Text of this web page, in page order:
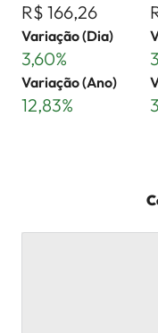
R$ 166,26
Variação (Dia)
3,60%
Variação (Ano)
12,83%